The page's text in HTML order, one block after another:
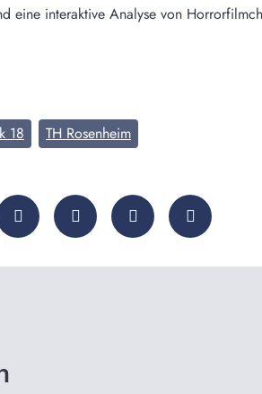
eine interaktive Analyse von
18 TH Rosenheim